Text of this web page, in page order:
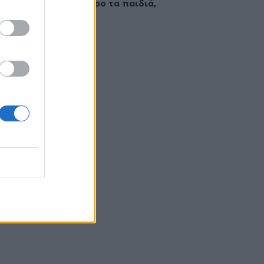
να «γεμίσει» σίδηρο τα παιδιά,